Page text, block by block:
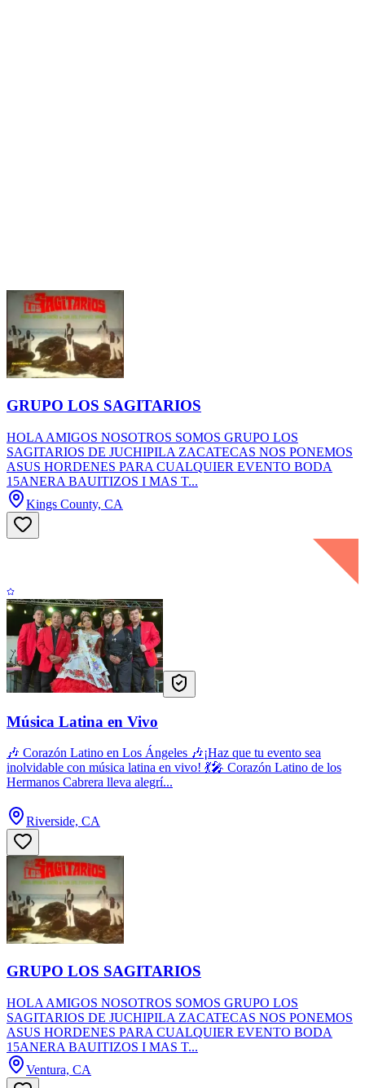
GRUPO LOS SAGITARIOS
HOLA AMIGOS NOSOTROS SOMOS GRUPO LOS
SAGITARIOS DE JUCHIPILA ZACATECAS NOS PONEMOS
ASUS HORDENES PARA CUALQUIER EVENTO BODA
15ANERA BAUITIZOS I MAS T...
Kings County, CA
Música Latina en Vivo
🎶 Corazón Latino en Los Ángeles 🎶¡Haz que tu evento sea
inolvidable con música latina en vivo! 💃🎤 Corazón Latino de los
Hermanos Cabrera lleva alegrí...
Riverside, CA
GRUPO LOS SAGITARIOS
HOLA AMIGOS NOSOTROS SOMOS GRUPO LOS
SAGITARIOS DE JUCHIPILA ZACATECAS NOS PONEMOS
ASUS HORDENES PARA CUALQUIER EVENTO BODA
15ANERA BAUITIZOS I MAS T...
Ventura, CA